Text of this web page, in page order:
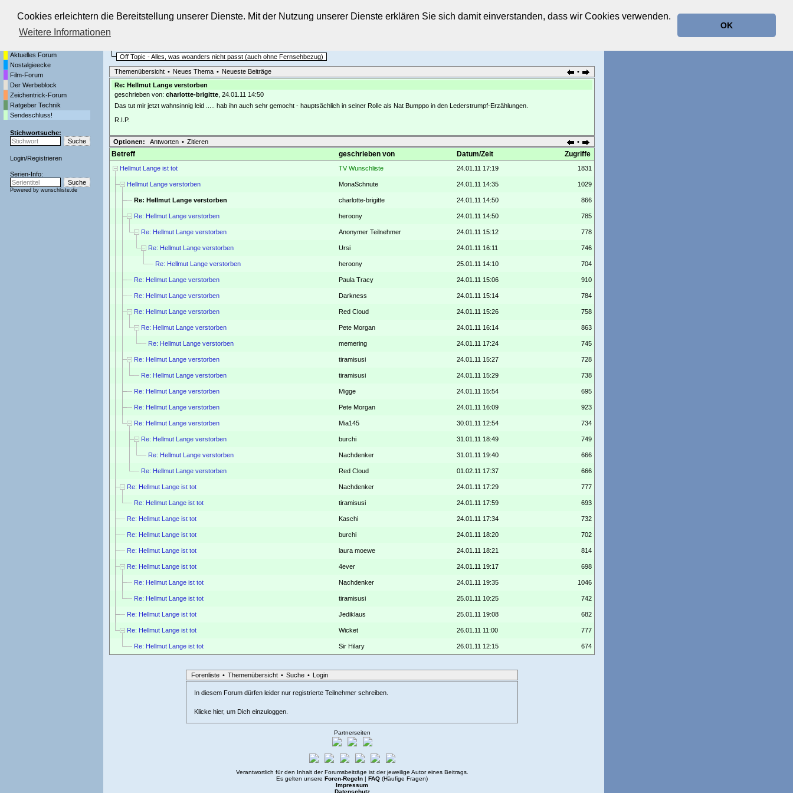
Cookies erleichtern die Bereitstellung unserer Dienste. Mit der Nutzung unserer Dienste erklären Sie sich damit einverstanden, dass wir Cookies verwenden.
Weitere Informationen
OK
Die Fernseh-Diskussionsforen von
Aktuelles Forum
Nostalgieecke
Film-Forum
Der Werbeblock
Zeichentrick-Forum
Ratgeber Technik
Sendeschluss!
Stichwortsuche:
Login/Registrieren
Serien-Info:
Powered by wunschliste.de
Off Topic - Alles, was woanders nicht passt (auch ohne Fernsehbezug)
Themenübersicht • Neues Thema • Neueste Beiträge
•
Re: Hellmut Lange verstorben
geschrieben von: charlotte-brigitte, 24.01.11 14:50
Das tut mir jetzt wahnsinnig leid ..... hab ihn auch sehr gemocht - hauptsächlich in seiner Rolle als Nat Bumppo in den Lederstrumpf-Erzählungen.
R.I.P.
•
Optionen: Antworten • Zitieren
Betreff geschrieben von Datum/Zeit Zugriffe
Hellmut Lange ist tot TV Wunschliste 24.01.11 17:19 1831
Hellmut Lange verstorben MonaSchnute 24.01.11 14:35 1029
Re: Hellmut Lange verstorben charlotte-brigitte 24.01.11 14:50 866
Re: Hellmut Lange verstorben heroony 24.01.11 14:50 785
Re: Hellmut Lange verstorben Anonymer Teilnehmer 24.01.11 15:12 778
Re: Hellmut Lange verstorben Ursi 24.01.11 16:11 746
Re: Hellmut Lange verstorben heroony 25.01.11 14:10 704
Re: Hellmut Lange verstorben Paula Tracy 24.01.11 15:06 910
Re: Hellmut Lange verstorben Darkness 24.01.11 15:14 784
Re: Hellmut Lange verstorben Red Cloud 24.01.11 15:26 758
Re: Hellmut Lange verstorben Pete Morgan 24.01.11 16:14 863
Re: Hellmut Lange verstorben memering 24.01.11 17:24 745
Re: Hellmut Lange verstorben tiramisusi 24.01.11 15:27 728
Re: Hellmut Lange verstorben tiramisusi 24.01.11 15:29 738
Re: Hellmut Lange verstorben Migge 24.01.11 15:54 695
Re: Hellmut Lange verstorben Pete Morgan 24.01.11 16:09 923
Re: Hellmut Lange verstorben Mia145 30.01.11 12:54 734
Re: Hellmut Lange verstorben burchi 31.01.11 18:49 749
Re: Hellmut Lange verstorben Nachdenker 31.01.11 19:40 666
Re: Hellmut Lange verstorben Red Cloud 01.02.11 17:37 666
Re: Hellmut Lange ist tot Nachdenker 24.01.11 17:29 777
Re: Hellmut Lange ist tot tiramisusi 24.01.11 17:59 693
Re: Hellmut Lange ist tot Kaschi 24.01.11 17:34 732
Re: Hellmut Lange ist tot burchi 24.01.11 18:20 702
Re: Hellmut Lange ist tot laura moewe 24.01.11 18:21 814
Re: Hellmut Lange ist tot 4ever 24.01.11 19:17 698
Re: Hellmut Lange ist tot Nachdenker 24.01.11 19:35 1046
Re: Hellmut Lange ist tot tiramisusi 25.01.11 10:25 742
Re: Hellmut Lange ist tot Jediklaus 25.01.11 19:08 682
Re: Hellmut Lange ist tot Wicket 26.01.11 11:00 777
Re: Hellmut Lange ist tot Sir Hilary 26.01.11 12:15 674
Forenliste • Themenübersicht • Suche • Login
In diesem Forum dürfen leider nur registrierte Teilnehmer schreiben.
Klicke hier, um Dich einzuloggen.
Partnerseiten
Verantwortlich für den Inhalt der Forumsbeiträge ist der jeweilige Autor eines Beitrags.
Es gelten unsere Foren-Regeln FAQ (Häufige Fragen)
Impressum